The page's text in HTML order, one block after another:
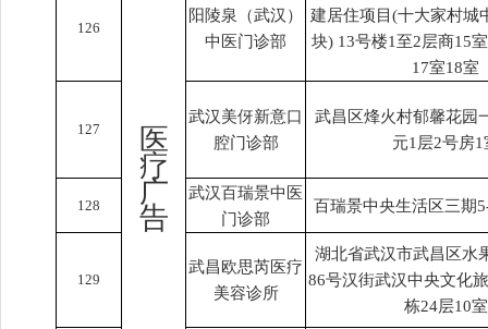
医
疗
广
告
126
阳陵泉（武汉）
中医门诊部
建居住项目(十大家村城
块) 13号楼1至2层商15
17室18室
127
武汉美伢新意口
腔门诊部
武昌区烽火村郁馨花园
元1层2号房1
128
武汉百瑞景中医
门诊部
百瑞景中央生活区三期
129
武昌欧思芮医疗
美容诊所
湖北省武汉市武昌区水
86号汉街武汉中央文化
栋24层10室